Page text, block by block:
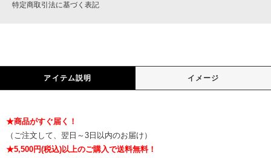
特定商取引法に基づく表記
アイテム説明 イメージ
★商品がすぐ届く！
（ご注文して、翌日～3日以内のお届け）
★5,500円(税込)以上のご購入で送料無料！